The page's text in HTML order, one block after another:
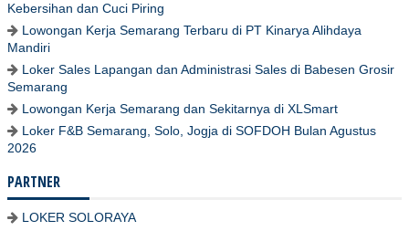
Kebersihan dan Cuci Piring
Lowongan Kerja Semarang Terbaru di PT Kinarya Alihdaya
Mandiri
Loker Sales Lapangan dan Administrasi Sales di Babesen Grosir
Semarang
Lowongan Kerja Semarang dan Sekitarnya di XLSmart
Loker F&B Semarang, Solo, Jogja di SOFDOH Bulan Agustus
2026
PARTNER
LOKER SOLORAYA